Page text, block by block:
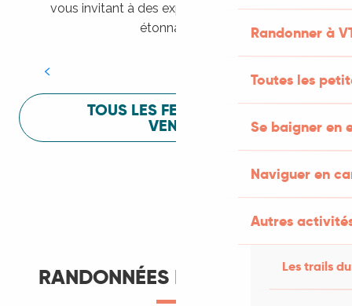
Randonner à
Toutes les
Se baigner en
Naviguer en
Autres
Les trails
vous invitant à des expériences sensorielles
étonnantes !
Festival Lot of Saveurs
TOUS LES FESTIVALS À
VENIR
RANDONNÉES ET ITINÉRANCE